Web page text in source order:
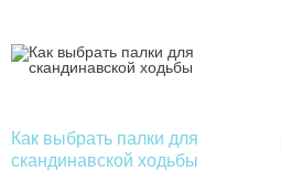
Как выбрать палки для
скандинавской ходьбы